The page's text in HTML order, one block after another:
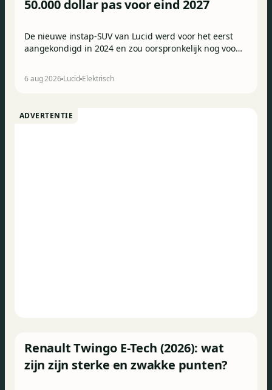
50.000 dollar pas voor eind 2027
De nieuwe instap-SUV van Lucid werd voor het eerst
aangekondigd in 2024 en zou oorspronkelijk nog voor
constructeur vervoegen.
6 aug 2026Lucid Elektrisch
ADVERTENTIE
Renault Twingo E-Tech (2026): wat
zijn zijn sterke en zwakke punten?